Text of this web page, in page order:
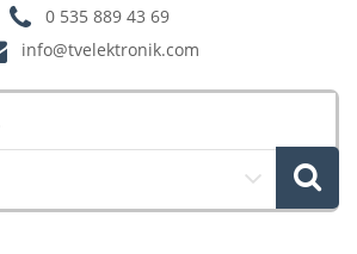
0 535 889 43 69
info@tvelektronik.com